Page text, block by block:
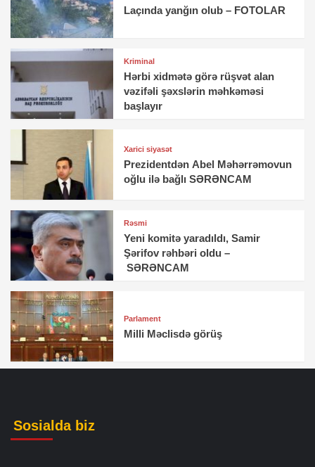
Laçında yanğın olub – FOTOLAR
Kriminal
Hərbi xidmətə görə rüşvət alan
vəzifəli şəxslərin məhkəməsi
başlayır
Xarici siyasət
Prezidentdən Abel Məhərrəmovun
oğlu ilə bağlı SƏRƏNCAM
Rəsmi
Yeni komitə yaradıldı, Samir
Şərifov rəhbəri oldu –
SƏRƏNCAM
Parlament
Milli Məclisdə görüş
Sosialda biz